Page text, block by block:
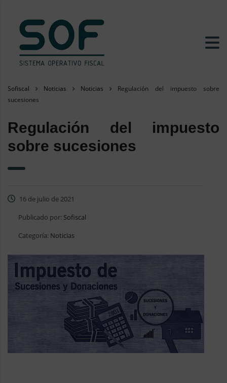
Sofiscal Noticias Noticias
Regulación del impuesto sobre
sucesiones
Regulación del impuesto
sobre sucesiones
16 de julio de 2021
Publicado por: Sofiscal
Categoría: Noticias